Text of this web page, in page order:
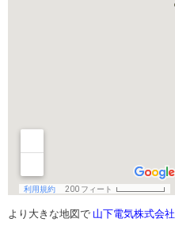
より大きな地図で 山下電気株式会社